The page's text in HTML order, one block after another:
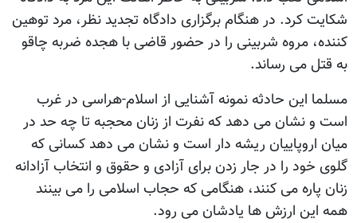
شکایت کرد. در هنگام برگزاری دادگاه تجدید نظر، مرد توهین
کننده، مروه شربینی را در حضور قاضی با هجده ضربه چاقو
به قتل می رساند.
مسلما این حادثه نمونه آشنایی از اسلام-هراسی در غرب
است و نشان می دهد که نفرت از زنان محجبه تا چه حد در
میان اروپاییان ریشه دار است و نشان می دهد کسانی که
گلوی خود را در جار زدن برای آزادی و حقوق و انتخاب آزادانه
زنان پاره می کنند، هنگامی که حجاب اسلامی را می بینند
همه این ارزش ها یادشان می رود.